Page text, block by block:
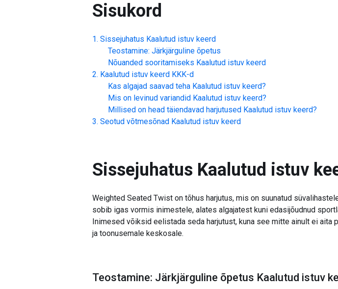
Sisukord
Sissejuhatus Kaalutud istuv keerd
Teostamine: Järkjärguline õpetus
Nõuanded sooritamiseks Kaalutud istuv keerd
Kaalutud istuv keerd KKK-d
Kas algajad saavad teha Kaalutud istuv keerd?
Mis on levinud variandid Kaalutud istuv keerd?
Millised on head täiendavad harjutused Kaalutud istuv keerd?
Seotud võtmesõnad Kaalutud istuv keerd
Sissejuhatus Kaalutud istuv
Weighted Seated Twist on tõhus harjutus, mis on suunatud
sobib igas vormis inimestele, alates algajatest kuni edasijõudnud
Inimesed võiksid eelistada seda harjutust, kuna see mitte ainult ei aita
ja toonusemale keskosale.
Teostamine: Järkjärguline õpetus Kaalutud istuv